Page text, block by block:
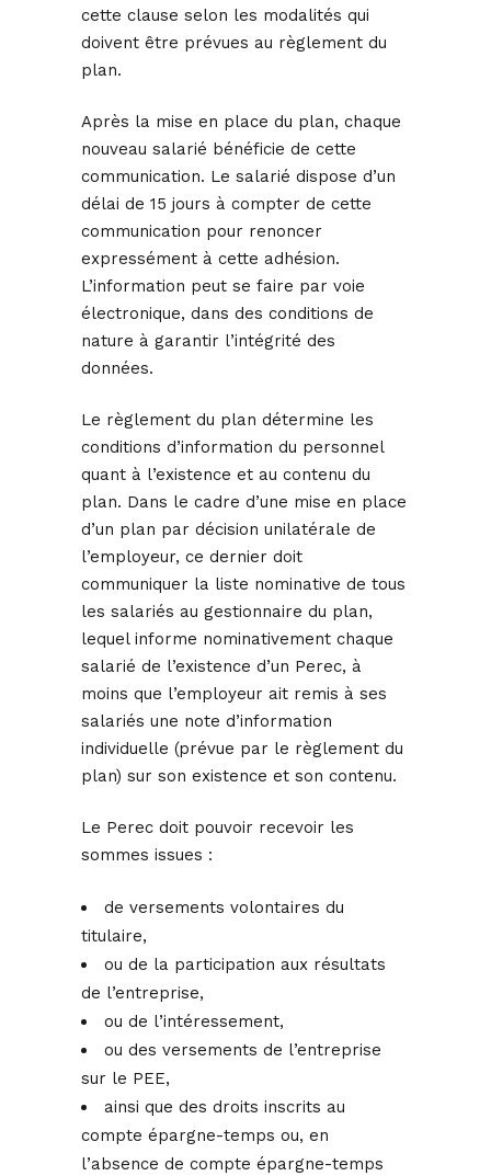
cette clause selon les modalités qui
doivent être prévues au règlement du
plan.
Après la mise en place du plan, chaque
nouveau salarié bénéficie de cette
communication. Le salarié dispose d’un
délai de 15 jours à compter de cette
communication pour renoncer
expressément à cette adhésion.
L’information peut se faire par voie
électronique, dans des conditions de
nature à garantir l’intégrité des
données.
Le règlement du plan détermine les
conditions d’information du personnel
quant à l’existence et au contenu du
plan. Dans le cadre d’une mise en place
d’un plan par décision unilatérale de
l’employeur, ce dernier doit
communiquer la liste nominative de tous
les salariés au gestionnaire du plan,
lequel informe nominativement chaque
salarié de l’existence d’un Perec, à
moins que l’employeur ait remis à ses
salariés une note d’information
individuelle (prévue par le règlement du
plan) sur son existence et son contenu.
Le Perec doit pouvoir recevoir les
sommes issues :
de versements volontaires du
titulaire,
ou de la participation aux résultats
de l’entreprise,
ou de l’intéressement,
ou des versements de l’entreprise
sur le PEE,
ainsi que des droits inscrits au
compte épargne-temps ou, en
l’absence de compte épargne-temps